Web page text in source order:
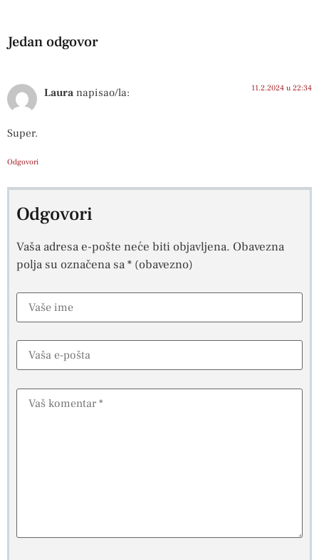
Jedan odgovor
Laura napisao/la: 11.2.2024 u 22:34
Super.
Odgovori
Odgovori
Vaša adresa e-pošte neće biti objavljena. Obavezna
polja su označena sa* (obavezno)